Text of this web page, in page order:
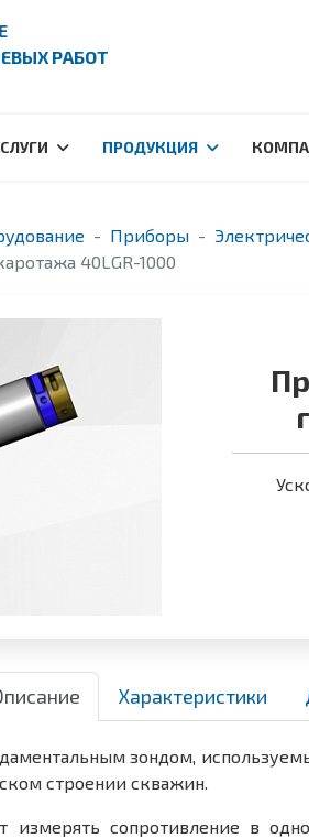
РАБОТ
ПРОДУКЦИЯ
Приборы
40LGR-1000
Характеристики
зондом,
строении скважин.
измерять сопротивление в